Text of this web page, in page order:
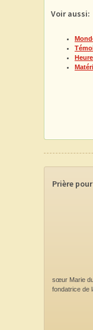
Voir aussi:
Prière
sœur Marie
fondatrice de